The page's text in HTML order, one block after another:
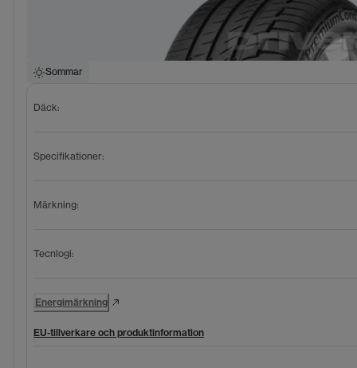
Sommar
Däck:
Specifikationer:
Märkning:
Tecnlogi:
Energimärkning
EU-tillverkare och produktinformation